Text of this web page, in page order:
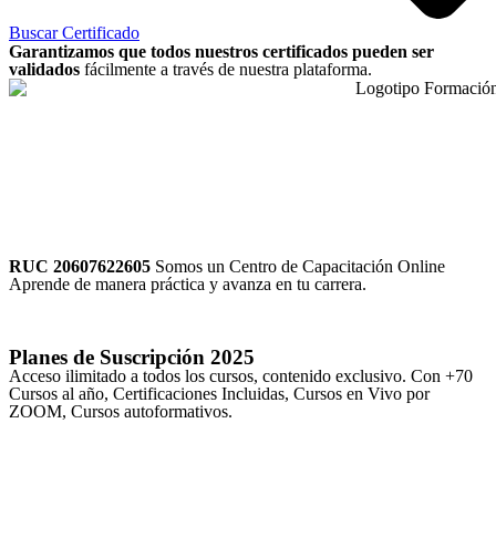
Buscar Certificado
Garantizamos que todos nuestros certificados pueden ser
validados fácilmente a través de nuestra plataforma.
RUC 20607622605 Somos un Centro de Capacitación Online
Aprende de manera práctica y avanza en tu carrera.
Planes de Suscripción 2025
Acceso ilimitado a todos los cursos, contenido exclusivo. Con +70
Cursos al año, Certificaciones Incluidas, Cursos en Vivo por
ZOOM, Cursos autoformativos.